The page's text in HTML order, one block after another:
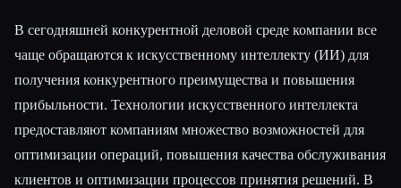
В сегодняшней конкурентной деловой среде компании все
чаще обращаются к искусственному интеллекту (ИИ) для
получения конкурентного преимущества и повышения
прибыльности. Технологии искусственного интеллекта
предоставляют компаниям множество возможностей для
оптимизации операций, повышения качества обслуживания
клиентов и оптимизации процессов принятия решений. В